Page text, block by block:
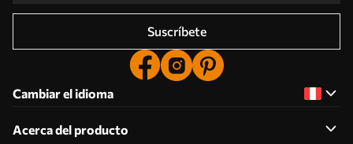
Suscríbete
Cambiar el idioma
Acerca del producto